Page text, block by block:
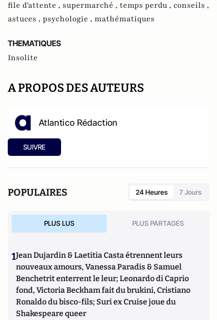
file d'attente , supermarché , temps perdu , conseils ,
astuces , psychologie , mathématiques
THEMATIQUES
Insolite
A PROPOS DES AUTEURS
Atlantico Rédaction
SUIVRE
POPULAIRES 24 Heures 7 Jours
PLUS LUS PLUS PARTAGES
1Jean Dujardin & Laetitia Casta étrennent leurs
nouveaux amours, Vanessa Paradis & Samuel
Benchetrit enterrent le leur; Leonardo di Caprio
fond, Victoria Beckham fait du brukini, Cristiano
Ronaldo du bisco-fils; Suri ex Cruise joue du
Shakespeare queer